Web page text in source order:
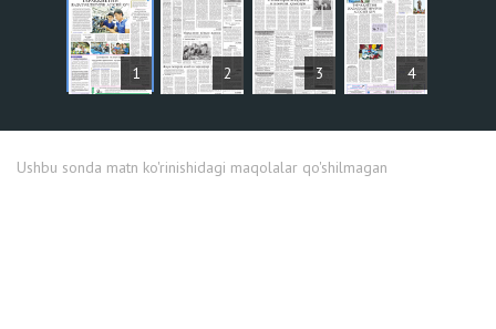
1 2 3 4
MAQOLALAR
Ushbu sonda matn ko'rinishidagi maqolalar qo'shilmagan